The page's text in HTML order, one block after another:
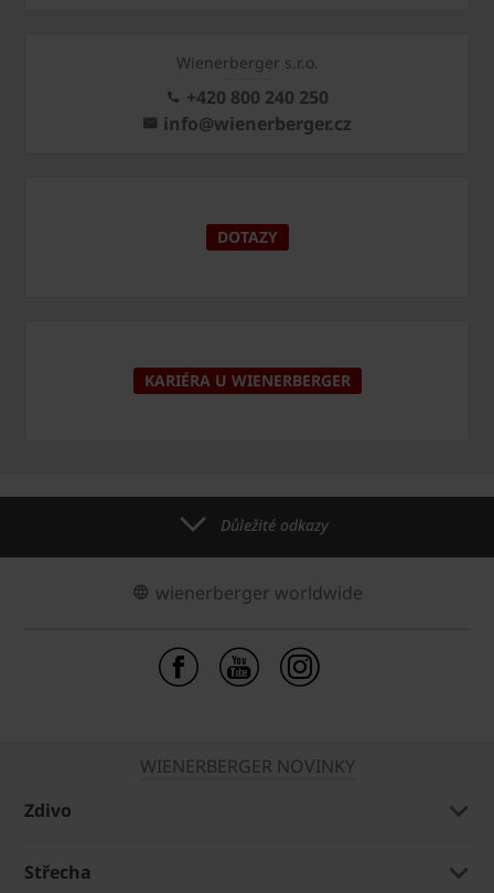
Wienerberger s.r.o.
+420 800 240 250
info@wienerberger.cz
DOTAZY
KARIÉRA U WIENERBERGER
Důležité odkazy
wienerberger worldwide
WIENERBERGER NOVINKY
Zdivo
Střecha